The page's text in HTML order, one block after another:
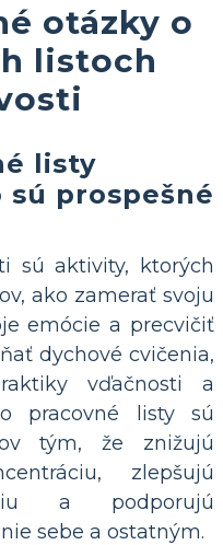
otázky o
listoch
listy
sú prospešné
sú aktivity, ktorých
ako zamerať svoju
emócie a precvičiť
dychové cvičenia,
vďačnosti a
pracovné listy sú
tým, že znižujú
zlepšujú
a podporujú
sebe a ostatným.